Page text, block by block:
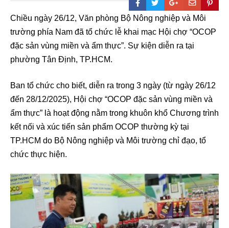
Chiều ngày 26/12, Văn phòng Bộ Nông nghiệp và Môi
trường phía Nam đã tổ chức lễ khai mạc Hội chợ “OCOP
đặc sản vùng miền và ẩm thực”. Sự kiện diễn ra tại
phường Tân Định, TP.HCM.
Ban tổ chức cho biết, diễn ra trong 3 ngày (từ ngày 26/12
đến 28/12/2025), Hội chợ “OCOP đặc sản vùng miền và
ẩm thực” là hoạt động nằm trong khuôn khổ Chương trình
kết nối và xúc tiến sản phẩm OCOP thường kỳ tại
TP.HCM do Bộ Nông nghiệp và Môi trường chỉ đạo, tổ
chức thực hiện.